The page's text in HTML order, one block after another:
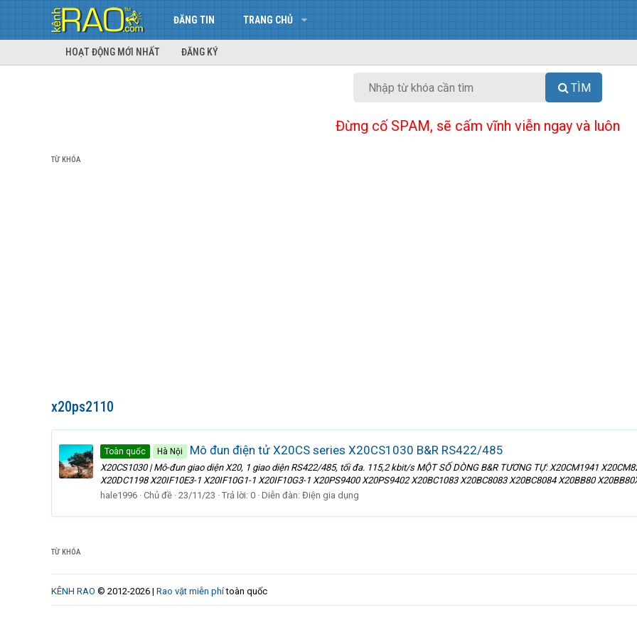
ĐĂNG TIN TRANG CHỦ
HOẠT ĐỘNG MỚI NHẤT ĐĂNG KÝ
TÌM
Đừng cố SPAM, sẽ cấm vĩnh viễn ngay và luôn
TỪ KHÓA
x20ps2110
Toàn quốc Hà Nội Mô đun điện tử X20CS series X20CS1030 B&R RS422/485
X20CS1030 | Mô-đun giao diện X20, 1 giao diện RS422/485, tối đa. 115,2 kbit/s MỘT SỐ DÒNG B&R TƯƠNG TỰ: X20CM1941
X20DC1198 X20IF10E3-1 X20IF10G1-1 X20IF10G3-1 X20PS9400 X20PS9402 X20BC1083 X20BC8083 X20BC8084 X20BB80
hale1996 Chủ đề 23/11/23 Trả lời: 0 Diễn đàn: Điện gia dụng
TỪ KHÓA
KÊNH RAO © 2012-2026 | Rao vặt miễn phítoàn quốc